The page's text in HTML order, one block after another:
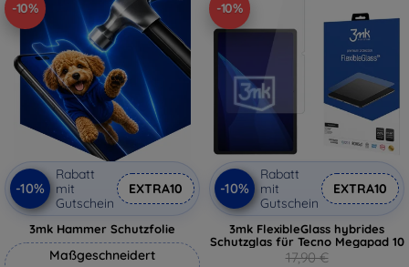
-10%
-10%
Rabatt
mit
Gutschein
EXTRA10
3mk Hammer Schutzfolie
Maßgeschneidert
-10%
-10%
Rabatt
mit
Gutschein
EXTRA10
3mk FlexibleGlass hybrides
Schutzglas für Tecno Megapad 10
17,90 €